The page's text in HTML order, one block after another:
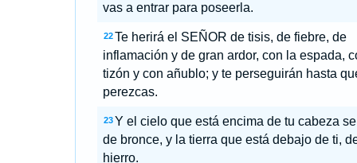
vas a entrar para poseerla.
22 Te herirá el SEÑOR de tisis, de fiebre, de
inflamación y de gran ardor, con la espada,
tizón y con añublo; y te perseguirán hasta
perezcas.
23 Y el cielo que está encima de tu cabeza
de bronce, y la tierra que está debajo de ti,
hierro.